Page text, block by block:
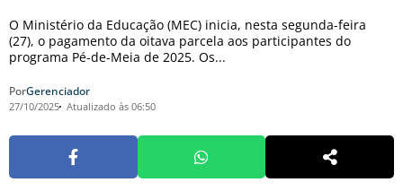
O Ministério da Educação (MEC) inicia, nesta segunda-feira
(27), o pagamento da oitava parcela aos participantes do
programa Pé-de-Meia de 2025. Os...
PorGerenciador
27/10/2025 Atualizado às 06:50